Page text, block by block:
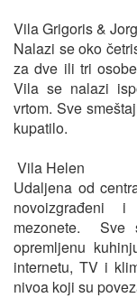
Vila Grigoris &
Nalazi se oko
za dve ili tri
Vila se nalazi
vrtom. Sve
kupatilo.
Vila Helen
Udaljena od
novoizgrađeni
mezonete. Sve
opremljenu
internetu, TV i
nivoa koji su